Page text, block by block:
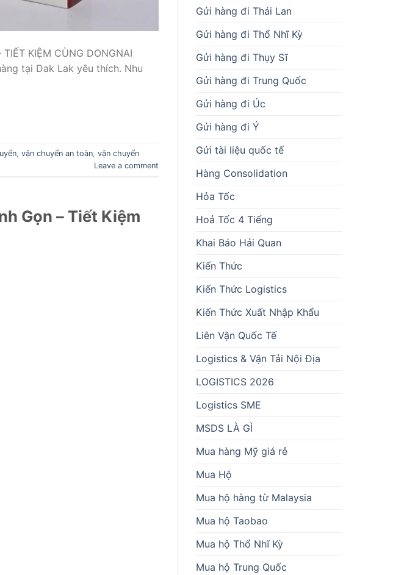
KIỆM CÙNG DONGNAI
tại Dak Lak yêu thích. Nhu
vận chuyển an toàn vận chuyển
Leave a comment
Gọn – Tiết Kiệm
Gửi hàng đi Thái Lan
Gửi hàng đi Thổ Nhĩ Kỳ
Gửi hàng đi Thụy Sĩ
Gửi hàng đi Trung Quốc
Gửi hàng đi Úc
Gửi hàng đi Ý
Gửi tài liệu quốc tế
Hàng Consolidation
Hỏa Tốc
Hoả Tốc 4 Tiếng
Khai Báo Hải Quan
Kiến Thức
Kiến Thức Logistics
Kiến Thức Xuất Nhập Khẩu
Liên Vận Quốc Tế
Logistics & Vận Tải Nội Địa
LOGISTICS 2026
Logistics SME
MSDS LÀ GÌ
Mua hàng Mỹ giá rẻ
Mua Hộ
Mua hộ hàng từ Malaysia
Mua hộ Taobao
Mua hộ Thổ Nhĩ Kỳ
Mua hộ Trung Quốc